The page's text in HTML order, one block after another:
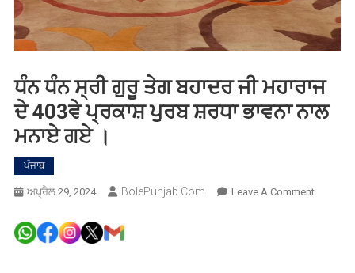
ਧੰਨ ਧੰਨ ਸ੍ਰੀ ਗੁਰੂ ਤੇਗ ਬਹਾਦਰ ਜੀ ਮਹਾਰਾਜ
ਦੇ 403ਵੇ ਪ੍ਰਕਾਸ਼ ਪੁਰਬ ਸ਼ਰਧਾ ਭਾਵਨਾ ਨਾਲ
ਮਨਾਏ ਗਏ ।
ਪੰਜਾਬ
ਅਪ੍ਰੈਲ 29, 2024 BolePunjab.com Leave A CommentOn